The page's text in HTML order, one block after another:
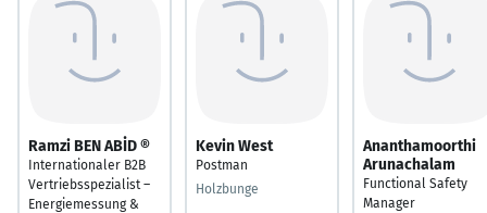
Ramzi BEN ABİD ®
Internationaler B2B
Vertriebsspezialist –
Energiemessung &
Kevin West
Postman
Holzbunge
Ananthamoorthi
Arunachalam
Functional Safety
Manager